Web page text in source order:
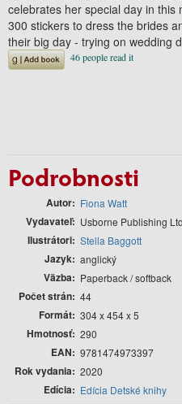
celebrates her special day in this
300 stickers to dress the brides
their big day - trying on wedding
Podrobnosti
Autor Fiona Watt
Vydavateľ Usborne Publishing Ltd
Ilustrátori Stella Baggott
Jazyk anglický
Väzba Paperback / softback
Počet strán 44
Formát 304 x 454 x 5
Hmotnosť 290
EAN 9781474973397
Rok vydania 2020
Edícia Edícia Detské knihy